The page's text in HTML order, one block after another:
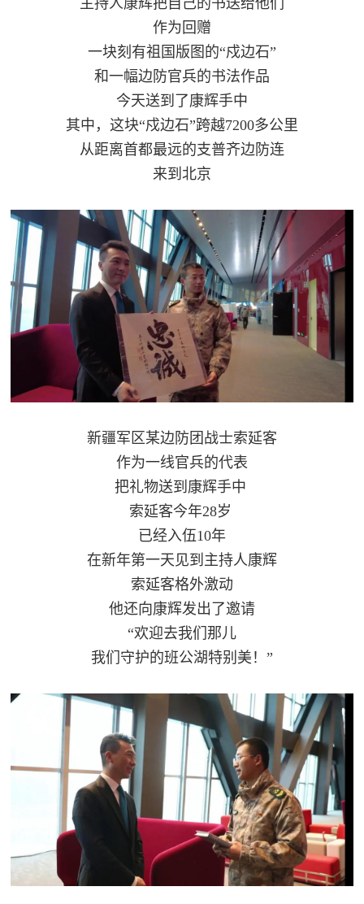
防
动
员
防
人
民
防
国
智
库
国
防
智
库
英
雄
模
范
雄
模
范
役
军
风
采
退
役
人
军
人
服
务
役
军
作为回赠
一块刻有祖国版图的“戍边石”
和一幅边防官兵的书法作品
今天送到了康辉手中
其中，这块“戍边石”跨越7200多公里
从距离首都最远的支普齐边防连
来到北京
新疆军区某边防团战士索延客
作为一线官兵的代表
把礼物送到康辉手中
索延客今年28岁
已经入伍10年
在新年第一天见到主持人康辉
索延客格外激动
他还向康辉发出了邀请
“欢迎去我们那儿
我们守护的班公湖特别美！”